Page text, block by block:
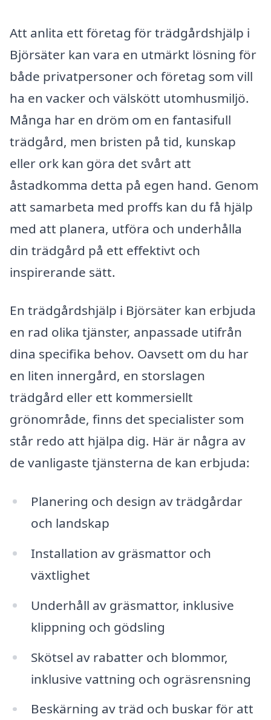
Att anlita ett företag för trädgårdshjälp i
Björsäter kan vara en utmärkt lösning för
både privatpersoner och företag som vill
ha en vacker och välskött utomhusmiljö.
Många har en dröm om en fantasifull
trädgård, men bristen på tid, kunskap
eller ork kan göra det svårt att
åstadkomma detta på egen hand. Genom
att samarbeta med proffs kan du få hjälp
med att planera, utföra och underhålla
din trädgård på ett effektivt och
inspirerande sätt.
En trädgårdshjälp i Björsäter kan erbjuda
en rad olika tjänster, anpassade utifrån
dina specifika behov. Oavsett om du har
en liten innergård, en storslagen
trädgård eller ett kommersiellt
grönområde, finns det specialister som
står redo att hjälpa dig. Här är några av
de vanligaste tjänsterna de kan erbjuda:
Planering och design av trädgårdar
och landskap
Installation av gräsmattor och
växtlighet
Underhåll av gräsmattor, inklusive
klippning och gödsling
Skötsel av rabatter och blommor,
inklusive vattning och ogräsrensning
Beskärning av träd och buskar för att